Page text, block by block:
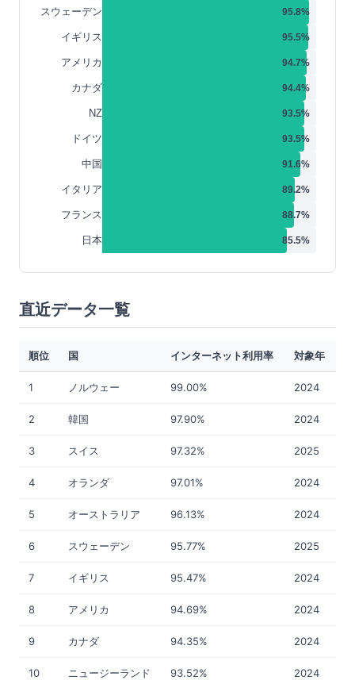
スウェーデン 95.8%
イギリス 95.5%
アメリカ 94.7%
カナダ 94.4%
NZ 93.5%
ドイツ 93.5%
中国 91.6%
イタリア 89.2%
フランス 88.7%
日本 85.5%
直近データ一覧
順位 国 インターネット利用率 対象年
1 ノルウェー 99.00% 2024
2 韓国 97.90% 2024
3 スイス 97.32% 2025
4 オランダ 97.01% 2024
5 オーストラリア 96.13% 2024
6 スウェーデン 95.77% 2025
7 イギリス 95.47% 2024
8 アメリカ 94.69% 2024
9 カナダ 94.35% 2024
10 ニュージーランド 93.52% 2024